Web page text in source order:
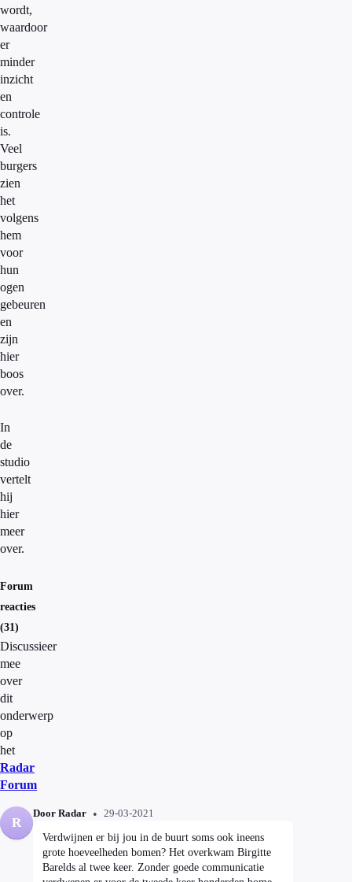
wordt,
waardoor
er
minder
inzicht
en
controle
is.
Veel
burgers
zien
het
volgens
hem
voor
hun
ogen
gebeuren
en
zijn
hier
boos
over.
In
de
studio
vertelt
hij
hier
meer
over.
Forum
reacties
(31)
Discussieer
mee
over
dit
onderwerp
op
het
Radar
Forum
R
Door Radar 29-03-2021
Verdwijnen er bij jou in de buurt soms ook ineens
grote hoeveelheden bomen? Het overkwam Birgitte
Barelds al twee keer. Zonder goede communicatie